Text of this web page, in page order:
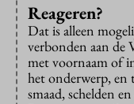
Reageren?
Dat is alleen
verbonden aan de
met voornaam of
het onderwerp, en
smaad, schelden